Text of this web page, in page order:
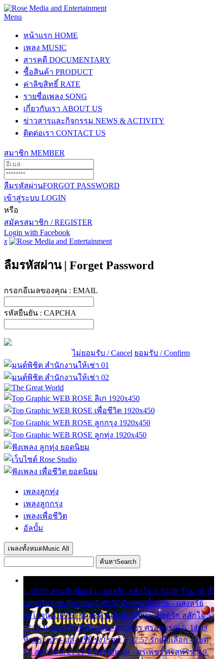
Menu
หน้าแรก HOME
เพลง MUSIC
สารคดี DOCUMENTARY
ซื้อสินค้า PRODUCT
ค่าลิขสิทธิ์ RATE
รายชื่อเพลง SONG
เกี่ยวกับเรา ABOUT US
ข่าวสารและกิจกรรม NEWS & ACTIVITY
ติดต่อเรา CONTACT US
สมาชิก MEMBER
ลืมรหัสผ่านFORGOT PASSWORD
เข้าสู่ระบบ LOGIN
หรือ
สมัครสมาชิก / REGISTER
Login with Facebook
x
ลืมรหัสผ่าน | Forget Password
กรอกอีเมลของคุณ : EMAIL
รหัสยืนยัน : CAPCHA
ไม่ยอมรับ / Cancel ยอมรับ / Confirm
เพลงลูกทุ่ง
เพลงลูกกรุง
เพลงเพื่อชีวิต
อัลบั้ม
เพลงทั้งหมด Music All
ค้นหาSearch
1. 00:00 สามสิบยังแจ๋ว - ยอดรัก สลักใจ 2. 02:49 รักมาห้าปี
- ศรเพชร ศรสุพรรณ 3. 05:57 รักสาวเสื้อลาย - แสงสุรีย์
รุ่งโรจน์ 4. 09:51 รักสะท้านดินสะเทือน - ยอดรัก สลักใจ 5.
12:23 มอเตอร์ไซค์ทำหล่น - ศรเพชร ศรสุพรรณ 6. 14:49
หิ้วกระเป๋า - แสงสุรีย์ รุ่งโรจน์ 7. 17:57 รักเผื่อเลือก - ยอด
รัก สลักใจ 8. 21:21 น้ำตาไอ้หนุ่ม - ศรเพชร ศรสุพรรณ 9.